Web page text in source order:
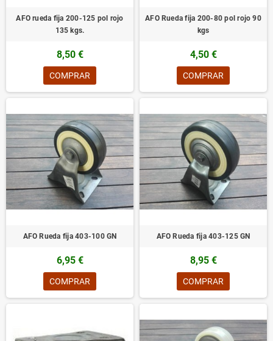
AFO rueda fija 200-125 pol rojo
135 kgs.
8,50 €
COMPRAR
AFO Rueda fija 200-80 pol rojo 90
kgs
4,50 €
COMPRAR
AFO Rueda fija 403-100 GN
6,95 €
COMPRAR
AFO Rueda fija 403-125 GN
8,95 €
COMPRAR